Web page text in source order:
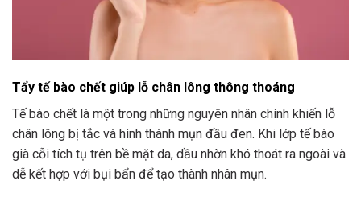
Tẩy tế bào chết giúp lỗ chân lông thông thoáng
Tế bào chết là một trong những nguyên nhân chính khiến lỗ
chân lông bị tắc và hình thành mụn đầu đen. Khi lớp tế bào
già cỗi tích tụ trên bề mặt da, dầu nhờn khó thoát ra ngoài và
dễ kết hợp với bụi bẩn để tạo thành nhân mụn.